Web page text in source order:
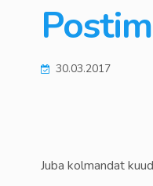
30.03.2017
Juba kolmandat